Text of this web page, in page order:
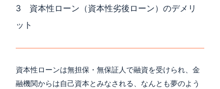
3 資本性ローン（資本性劣後ローン）のデメリ
ット
資本性ローンは無担保・無保証人で融資を受けられ、金
融機関からは自己資本とみなされる、なんとも夢のよう